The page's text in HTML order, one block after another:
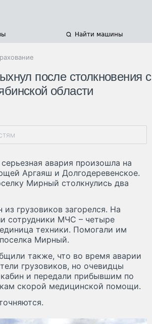
Найти машины
после столкновения с
области
авария произошла на
Аргаяш и Долгодеревенское.
Мирный столкнулись два
из грузовиков загорелся. На
сотрудники МЧС – четыре
техники. Помогали им
Мирный.
также, что во время аварии
грузовиков, но очевидцы
и передали прибывшим по
скорой медицинской помощи.